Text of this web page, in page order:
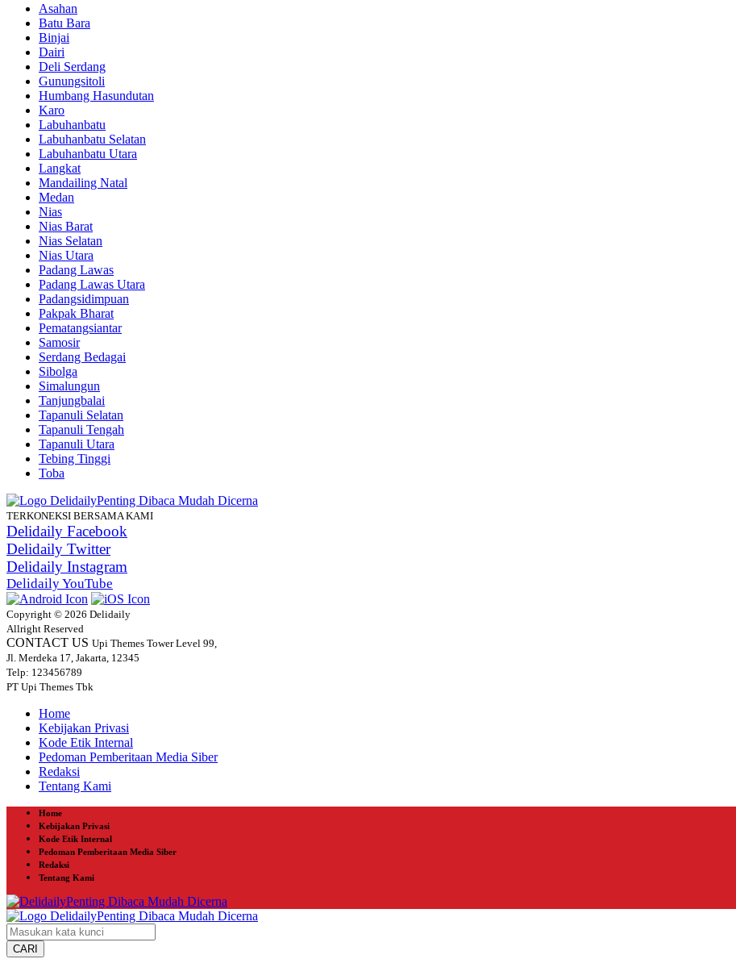
Asahan
Batu Bara
Binjai
Dairi
Deli Serdang
Gunungsitoli
Humbang Hasundutan
Karo
Labuhanbatu
Labuhanbatu Selatan
Labuhanbatu Utara
Langkat
Mandailing Natal
Medan
Nias
Nias Barat
Nias Selatan
Nias Utara
Padang Lawas
Padang Lawas Utara
Padangsidimpuan
Pakpak Bharat
Pematangsiantar
Samosir
Serdang Bedagai
Sibolga
Simalungun
Tanjungbalai
Tapanuli Selatan
Tapanuli Tengah
Tapanuli Utara
Tebing Tinggi
Toba
TERKONEKSI BERSAMA KAMI
Delidaily Facebook
Delidaily Twitter
Delidaily Instagram
Delidaily YouTube
Copyright © 2026 Delidaily
Allright Reserved
CONTACT US Upi Themes Tower Level 99,
Jl. Merdeka 17, Jakarta, 12345
Telp: 123456789
PT Upi Themes Tbk
Home
Kebijakan Privasi
Kode Etik Internal
Pedoman Pemberitaan Media Siber
Redaksi
Tentang Kami
Home
Kebijakan Privasi
Kode Etik Internal
Pedoman Pemberitaan Media Siber
Redaksi
Tentang Kami
CARI